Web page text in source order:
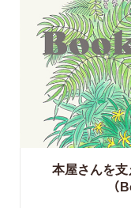
本屋さんを支
（